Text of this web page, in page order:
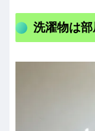
洗濯物は